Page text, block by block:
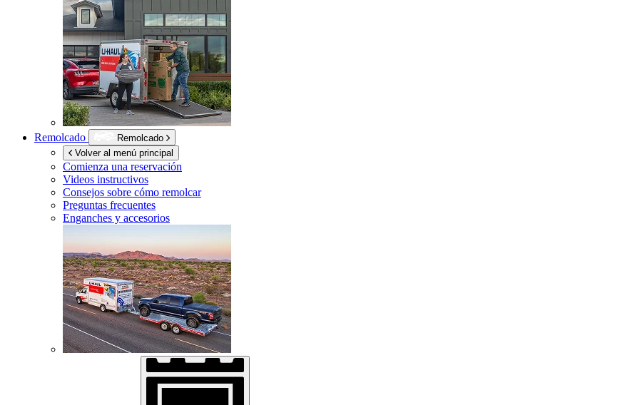
Remolcado
Remolcado
Volver al menú principal
Comienza una reservación
Videos instructivos
Consejos sobre cómo remolcar
Preguntas frecuentes
Enganches y accesorios